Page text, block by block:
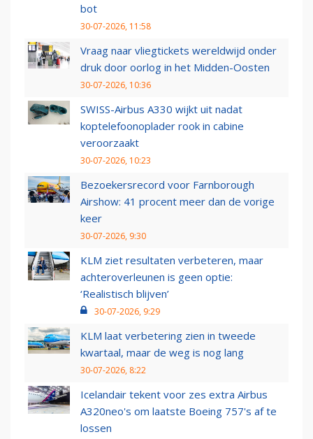
bot
30-07-2026, 11:58
Vraag naar vliegtickets wereldwijd onder
druk door oorlog in het Midden-Oosten
30-07-2026, 10:36
SWISS-Airbus A330 wijkt uit nadat
koptelefoonoplader rook in cabine
veroorzaakt
30-07-2026, 10:23
Bezoekersrecord voor Farnborough
Airshow: 41 procent meer dan de vorige
keer
30-07-2026, 9:30
KLM ziet resultaten verbeteren, maar
achteroverleunen is geen optie:
‘Realistisch blijven’
30-07-2026, 9:29
KLM laat verbetering zien in tweede
kwartaal, maar de weg is nog lang
30-07-2026, 8:22
Icelandair tekent voor zes extra Airbus
A320neo's om laatste Boeing 757's af te
lossen